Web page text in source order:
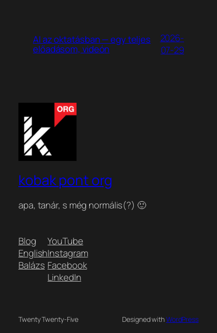
AI az oktatásban — egy teljes
előadásom, videón
2026-
07-29
kobak pont org
apa, tanár, s még normális(?) 🙂
Blog
English
Balázs
YouTube
Instagram
Facebook
LinkedIn
Twenty Twenty-Five Designed withWordPress